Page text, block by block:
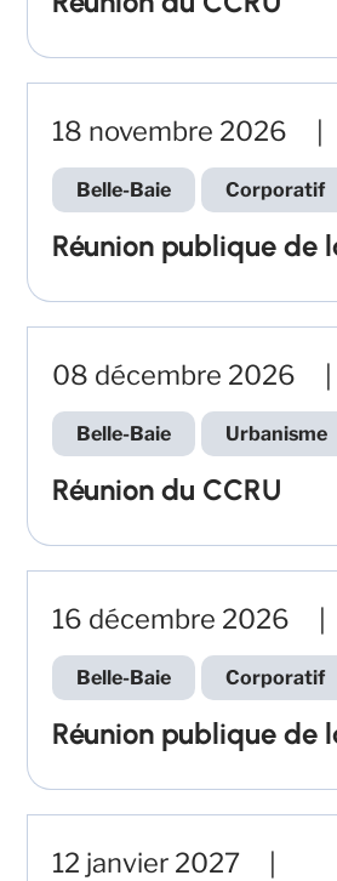
18 novembre 2026
Belle-Baie Corporatif
Réunion publique de
08 décembre 2026
Belle-Baie Urbanisme
Réunion du CCRU
16 décembre 2026
Belle-Baie Corporatif
Réunion publique de
12 janvier 2027